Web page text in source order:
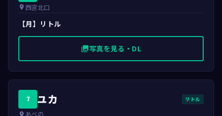
place 西宮北口
【月】リトル
photo_library写真を見る・DL
7 ユカ リトル
place あべの